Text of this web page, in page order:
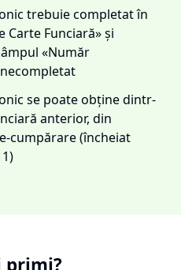
trebuie completat în
Carte Funciară» și
«Număr
se poate obține dintr-
anterior, din
cumpărare (încheiat
primi?